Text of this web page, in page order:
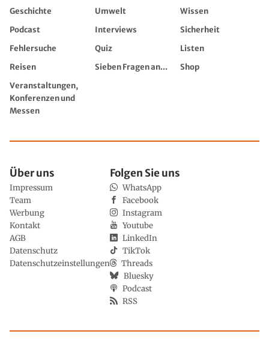
Geschichte Umwelt
Wissen
Podcast
Interviews
Sicherheit
Fehlersuche
Quiz
Listen
Reisen
Sieben Fragen an...
Shop
Veranstaltungen,
Konferenzen und
Messen
Über uns
Impressum
Team
Werbung
Kontakt
AGB
Datenschutz
Datenschutzeinstellungen
Folgen Sie uns
WhatsApp
Facebook
Instagram
Youtube
LinkedIn
TikTok
Threads
Bluesky
Podcast
RSS